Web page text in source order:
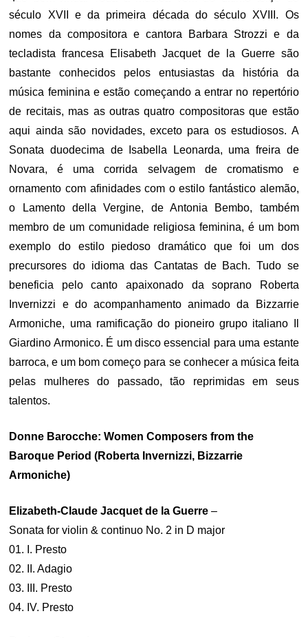
século XVII e da primeira década do século XVIII. Os
nomes da compositora e cantora Barbara Strozzi e da
tecladista francesa Elisabeth Jacquet de la Guerre são
bastante conhecidos pelos entusiastas da história da
música feminina e estão começando a entrar no repertório
de recitais, mas as outras quatro compositoras que estão
aqui ainda são novidades, exceto para os estudiosos. A
Sonata duodecima de Isabella Leonarda, uma freira de
Novara, é uma corrida selvagem de cromatismo e
ornamento com afinidades com o estilo fantástico alemão,
o Lamento della Vergine, de Antonia Bembo, também
membro de um comunidade religiosa feminina, é um bom
exemplo do estilo piedoso dramático que foi um dos
precursores do idioma das Cantatas de Bach. Tudo se
beneficia pelo canto apaixonado da soprano Roberta
Invernizzi e do acompanhamento animado da Bizzarrie
Armoniche, uma ramificação do pioneiro grupo italiano Il
Giardino Armonico. É um disco essencial para uma estante
barroca, e um bom começo para se conhecer a música feita
pelas mulheres do passado, tão reprimidas em seus
talentos.
Donne Barocche: Women Composers from the
Baroque Period (Roberta Invernizzi, Bizzarrie
Armoniche)
Elizabeth-Claude Jacquet de la Guerre –
Sonata for violin & continuo No. 2 in D major
01. I. Presto
02. II. Adagio
03. III. Presto
04. IV. Presto